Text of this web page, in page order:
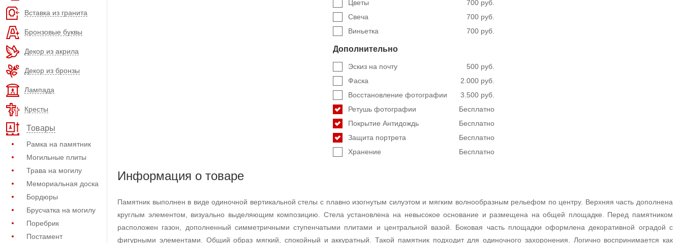
Вставка из гранита
Бронзовые буквы
Декор из акрила
Декор из бронзы
Лампада
Кресты
Товары
Рамка на памятник
Могильные плиты
Трава на могилу
Мемориальная доска
Бордюры
Брусчатка на могилу
Поребрик
Постамент
700 руб.
Цветы
700 руб.
Свеча
700 руб.
Виньетка
Дополнительно
500 руб.
Эскиз на почту
2.000 руб.
Фаска
3.500 руб.
Восстановление фотографии
Бесплатно
Ретушь фотографии
Бесплатно
Покрытие Антидождь
Бесплатно
Защита портрета
Бесплатно
Хранение
Информация о товаре
Памятник выполнен в виде одиночной вертикальной стелы с плавно изогнутым силуэтом и мягким волнообразным рельефом по центру. Верхняя часть дополнена
круглым элементом, визуально выделяющим композицию. Стела установлена на невысокое основание и размещена на общей площадке. Перед памятником
расположен газон, дополненный симметричными ступенчатыми плитами и центральной вазой. Боковая часть площадки оформлена декоративной оградой с
фигурными элементами. Общий образ мягкий, спокойный и аккуратный. Такой памятник подходит для одиночного захоронения. Логично воспринимается как